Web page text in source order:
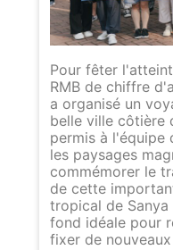
Pour fêter
RMB de chiffre
a organisé un
belle ville côtière
permis à l'équipe
les paysages
commémorer le
de cette
tropical de
fond idéale pour
fixer de